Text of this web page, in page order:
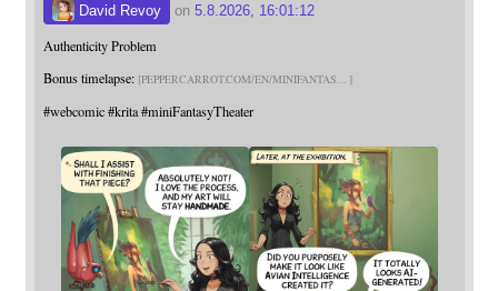
David Revoy on 5.8.2026, 16:01:12
Authenticity Problem
Bonus timelapse: PEPPERCARROT.COM/EN/MINIFANTAS
#webcomic #krita #miniFantasyTheater